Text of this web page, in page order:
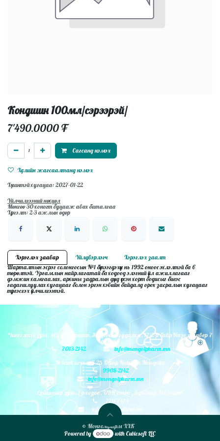
Кондишн 100мл/сэрээрэй/
7'490.0000₮
Сагсанд нэмэх
Хүслийн жагсаалтанд нэмэх
Хүчинтэй хугацаа: 2027-01-22
Үйлчилгээний нөхцөл
Мөнгөө 30-хоногт буцааж авах баталгаа
Хүргэлт: 2-3 ажлын өдөр
Хэрэглэх заавар Үйлдвэрлэгч
Хэрэглэх заалт
Шарталтын эсрэг солонгосын №1 бүтээгдэхүүн нь 1992 оноос эхлэлтэй ба 6
төрөлтэй. Ургамлын найрлагатай ба ходоод элэгний үйл ажиллагааг
дэмжин хамгаалах, архины задралын дүнд үүссэн хорт бодисыг биеэс
гадагшлуулах хугацааг болон эргэн хэвийн байдалд орох засралын хугацааг
түргэсгэх үйлчилгээтэй.
Чингэлтэй дүүрэг, 40, 50 мянгат, Жуулчны гудамж, 17/2-р байр Назо таувер 7
давхар
7013-2142
info@mongolpharm.mn
M bank arena, S-25 Olimp Nutrition Mongolia
9908-2142
info@mongolpharm.mn
Сүхбаатар дүүрэг, 1-р хороо, UBH center, 3 давхар 316 тоот
7711-7474
info@monmedical.mn
© Монголфарм ХХК
Powered by
with Cubicsoft LLC